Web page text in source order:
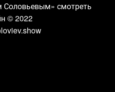
Соловьевым» смотреть
© 2022